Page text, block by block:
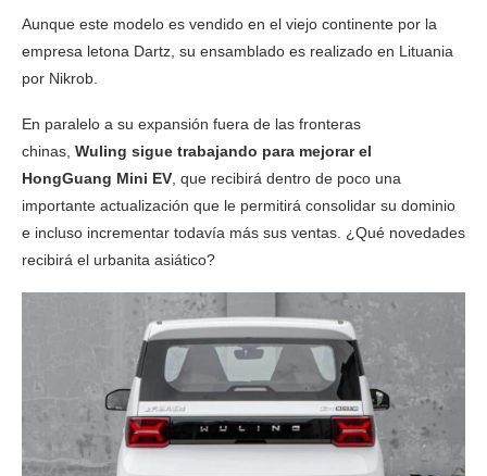
Aunque este modelo es vendido en el viejo continente por la
empresa letona Dartz, su ensamblado es realizado en Lituania
por Nikrob.
En paralelo a su expansión fuera de las fronteras
chinas, Wuling sigue trabajando para mejorar el
HongGuang Mini EV , que recibirá dentro de poco una
importante actualización que le permitirá consolidar su dominio
e incluso incrementar todavía más sus ventas. ¿Qué novedades
recibirá el urbanita asiático?